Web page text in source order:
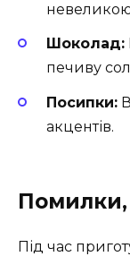
Шоколад:
печиву
Посипки:
акцентів.
Помилки,
Під час